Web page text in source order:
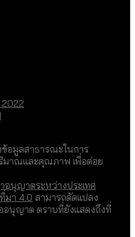
อมูลสาธารณะในการ
มาณและคุณภาพ เพื่อต่อย
นุญาตระหว่างประเทศ
มา 4.0 สามารถดัดแปลง
อนุญาต ตราบที่ยังแสดงถึงที่